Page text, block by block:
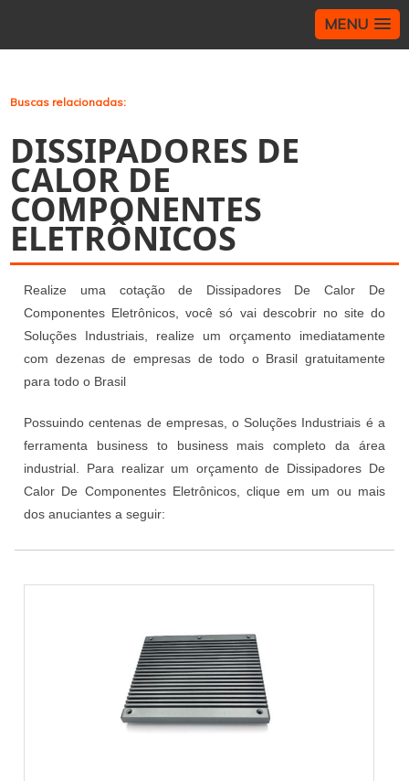
MENU
Buscas relacionadas:
DISSIPADORES DE
CALOR DE
COMPONENTES
ELETRÔNICOS
Realize uma cotação de Dissipadores De Calor De
Componentes Eletrônicos, você só vai descobrir no site do
Soluções Industriais, realize um orçamento imediatamente
com dezenas de empresas de todo o Brasil gratuitamente
para todo o Brasil
Possuindo centenas de empresas, o Soluções Industriais é a
ferramenta business to business mais completo da área
industrial. Para realizar um orçamento de Dissipadores De
Calor De Componentes Eletrônicos, clique em um ou mais
dos anuciantes a seguir: